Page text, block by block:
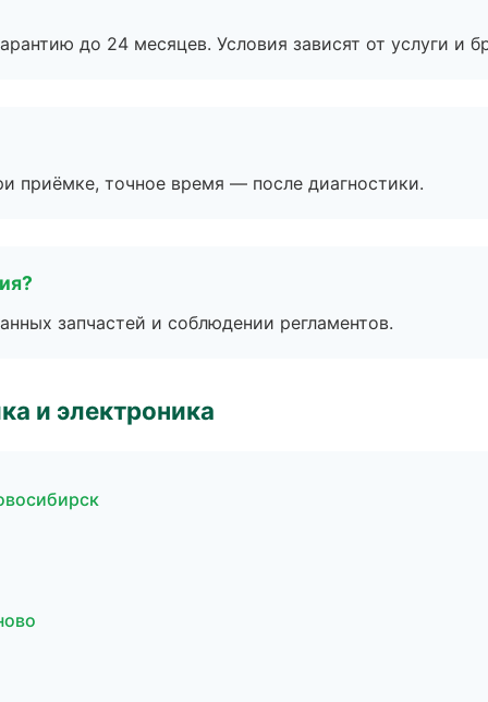
до 24 месяцев. Условия зависят от услуги и
приёмке, точное время — после диагностики.
запчастей и соблюдении регламентов.
и электроника